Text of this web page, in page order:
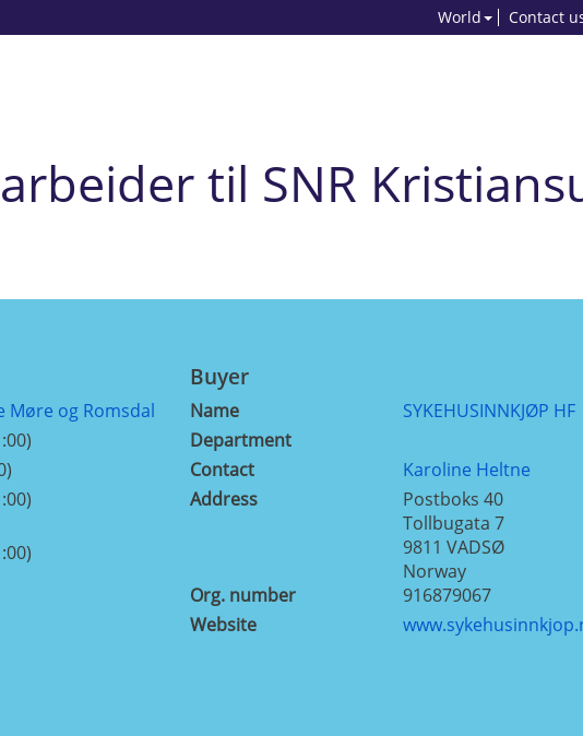
Contact
World
til SNR
Møre og Romsdal
Buyer
Name
SYKEHUSINNKJØP HF
Department
Contact
Karoline Heltne
Address
Postboks 40
Tollbugata 7
9811 VADSØ
Norway
Org. number
916879067
Website